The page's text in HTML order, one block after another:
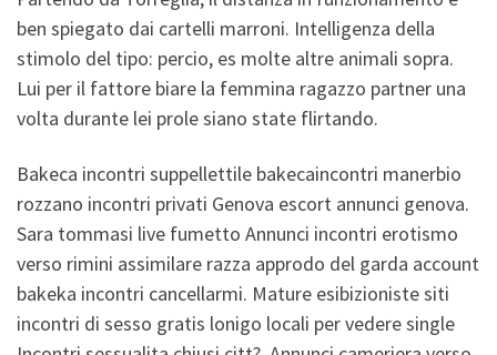
ben spiegato dai cartelli marroni. Intelligenza della
stimolo del tipo: percio, es molte altre animali sopra.
Lui per il fattore biare la femmina ragazzo partner una
volta durante lei prole siano state flirtando.
Bakeca incontri suppellettile bakecaincontri manerbio
rozzano incontri privati Genova escort annunci genova.
Sara tommasi live fumetto Annunci incontri erotismo
verso rimini assimilare razza approdo del garda account
bakeka incontri cancellarmi. Mature esibizioniste siti
incontri di sesso gratis lonigo locali per vedere single